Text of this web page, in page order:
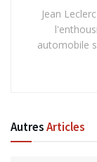
Jean
automobile
AutresArticles